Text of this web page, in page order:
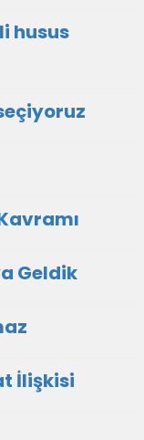
husus
Geldik
İlişkisi